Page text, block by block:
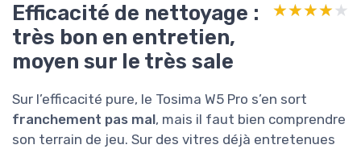
Efficacité de nettoyage :
très bon en entretien,
moyen sur le très sale
★★★★★
★★★★★
Sur l’efficacité pure, le Tosima W5 Pro s’en sort
franchement pas mal, mais il faut bien comprendre
son terrain de jeu. Sur des vitres déjà entretenues